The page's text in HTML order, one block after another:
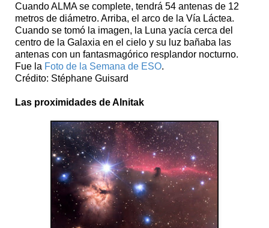
Cuando ALMA se complete, tendrá 54 antenas de 12
metros de diámetro. Arriba, el arco de la Vía Láctea.
Cuando se tomó la imagen, la Luna yacía cerca del
centro de la Galaxia en el cielo y su luz bañaba las
antenas con un fantasmagórico resplandor nocturno.
Fue la Foto de la Semana de ESO.
Crédito: Stéphane Guisard
Las proximidades de Alnitak